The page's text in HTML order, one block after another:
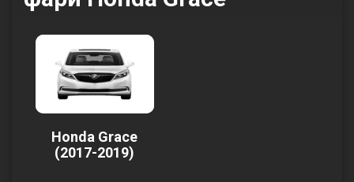
Honda Grace
(2017-2019)